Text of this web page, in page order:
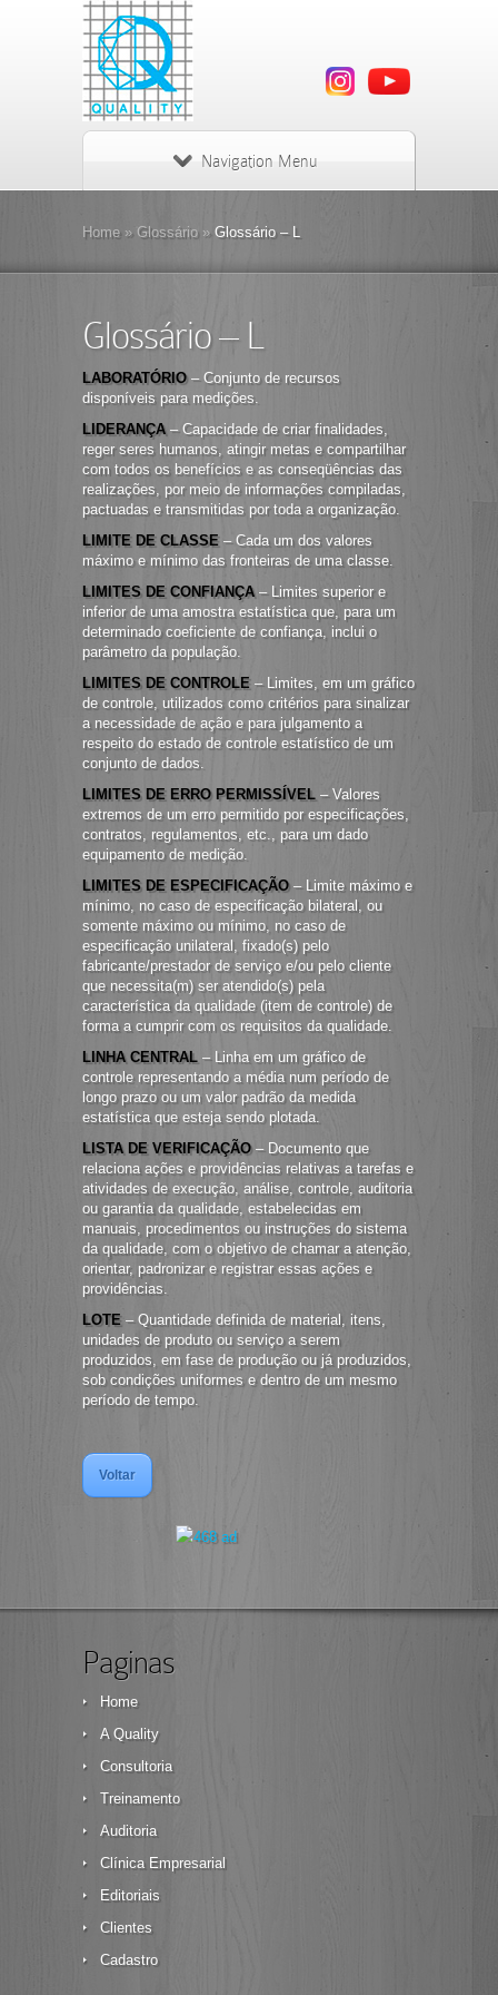
Navigation Menu
Home » Glossário »Glossário – L
Glossário – L
LABORATÓRIO– Conjunto de recursos
disponíveis para medições.
LIDERANÇA– Capacidade de criar finalidades,
reger seres humanos, atingir metas e compartilhar
com todos os benefícios e as conseqüências das
realizações, por meio de informações compiladas,
pactuadas e transmitidas por toda a organização.
LIMITE DE CLASSE– Cada um dos valores
máximo e mínimo das fronteiras de uma classe.
LIMITES DE CONFIANÇA– Limites superior e
inferior de uma amostra estatística que, para um
determinado coeficiente de confiança, inclui o
parâmetro da população.
LIMITES DE CONTROLE– Limites, em um gráfico
de controle, utilizados como critérios para sinalizar
a necessidade de ação e para julgamento a
respeito do estado de controle estatístico de um
conjunto de dados.
LIMITES DE ERRO PERMISSÍVEL – Valores
extremos de um erro permitido por especificações,
contratos, regulamentos, etc., para um dado
equipamento de medição.
LIMITES DE ESPECIFICAÇÃO– Limite máximo e
mínimo, no caso de especificação bilateral, ou
somente máximo ou mínimo, no caso de
especificação unilateral, fixado(s) pelo
fabricante/prestador de serviço e/ou pelo cliente
que necessita(m) ser atendido(s) pela
característica da qualidade (item de controle) de
forma a cumprir com os requisitos da qualidade.
LINHA CENTRAL – Linha em um gráfico de
controle representando a média num período de
longo prazo ou um valor padrão da medida
estatística que esteja sendo plotada.
LISTA DE VERIFICAÇÃO– Documento que
relaciona ações e providências relativas a tarefas e
atividades de execução, análise, controle, auditoria
ou garantia da qualidade, estabelecidas em
manuais, procedimentos ou instruções do sistema
da qualidade, com o objetivo de chamar a atenção,
orientar, padronizar e registrar essas ações e
providências.
LOTE – Quantidade definida de material, itens,
unidades de produto ou serviço a serem
produzidos, em fase de produção ou já produzidos,
sob condições uniformes e dentro de um mesmo
período de tempo.
Voltar
Paginas
Home
A Quality
Consultoria
Treinamento
Auditoria
Clínica Empresarial
Editoriais
Clientes
Cadastro